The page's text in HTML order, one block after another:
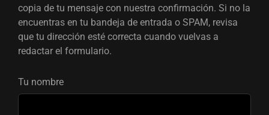
copia de tu mensaje con nuestra confirmación. Si no la
encuentras en tu bandeja de entrada o SPAM, revisa
que tu dirección esté correcta cuando vuelvas a
redactar el formulario.
Tu nombre